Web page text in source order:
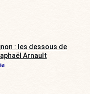
: les dessous de
Arnault